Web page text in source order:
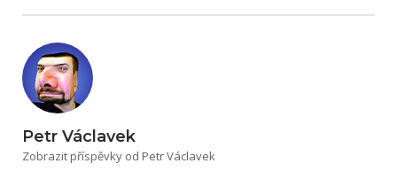
Petr Václavek
Zobrazit příspěvky od Petr Václavek